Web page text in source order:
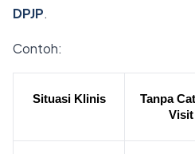
DPJP.
Contoh:
Situasi Klinis
Tanpa
Visit